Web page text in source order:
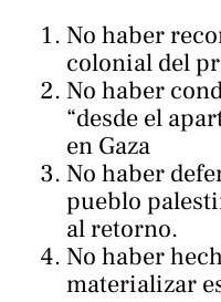
No haber
colonial del
No haber
“desde el
en Gaza
No haber
pueblo
al retorno.
No haber
materializar